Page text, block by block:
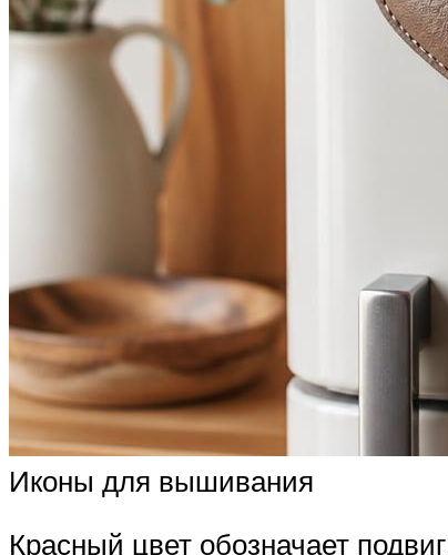
Иконы для вышивания
Красный цвет обозначает